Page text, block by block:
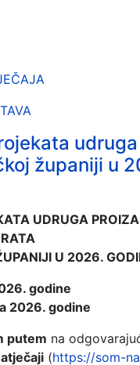
županiji u
UDRUGA
RATA
U 2026.
godine
2026. godine
putem na
(https://som-